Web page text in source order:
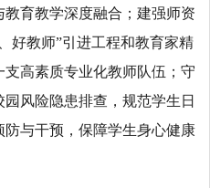
育教学深度融合；建强师资
好教师”引进工程和教育家精
高素质专业化教师队伍；守
风险隐患排查，规范学生日
与干预，保障学生身心健康